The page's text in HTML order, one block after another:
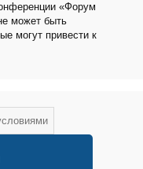
«Форум
может быть
могут привести к